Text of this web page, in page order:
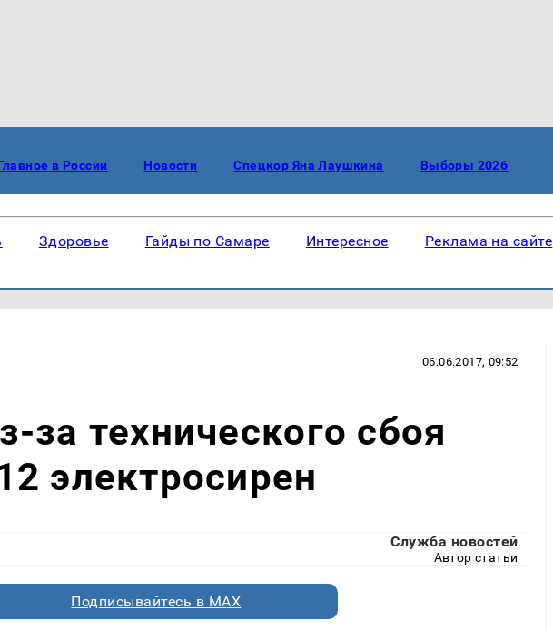
в России Новости Спецкор Яна Лаушкина Выборы 2026
Здоровье Гайды по Самаре Интересное Реклама на сайте
06.06.2017, 09:52
за технического сбоя
электросирен
Служба новостей
Автор статьи
Подписывайтесь в MAX